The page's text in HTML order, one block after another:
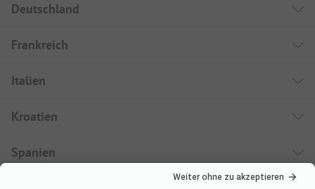
Deutschland
Frankreich
Italien
Kroatien
Spanien